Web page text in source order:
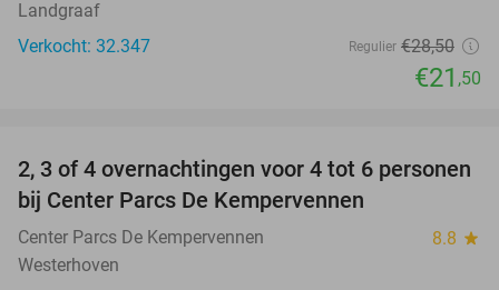
Landgraaf
Verkocht: 32.347
Regulier €28,50
€21 ,50
2, 3 of 4 overnachtingen voor 4 tot 6 personen
bij Center Parcs De Kempervennen
Center Parcs De Kempervennen 8.8 star
Westerhoven